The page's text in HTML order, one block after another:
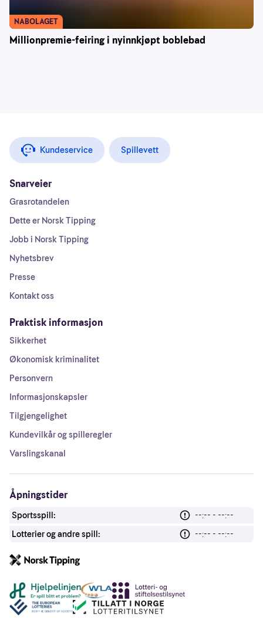
Millionpremie-feiring i nyinnkjøpt boblebad
NABOLAGET
Kundeservice Spillevett
Snarveier
Grasrotandelen
Dette er Norsk Tipping
Jobb i Norsk Tipping
Nyhetsbrev
Presse
Kontakt oss
Praktisk informasjon
Sikkerhet
Økonomisk kriminalitet
Personvern
Informasjonskapsler
Tilgjengelighet
Kundevilkår og spilleregler
Varslingskanal
Åpningstider
Sportsspill:
--:-- - --:--
Lotterier og andre spill:
--:-- - --:--
Andre lenker